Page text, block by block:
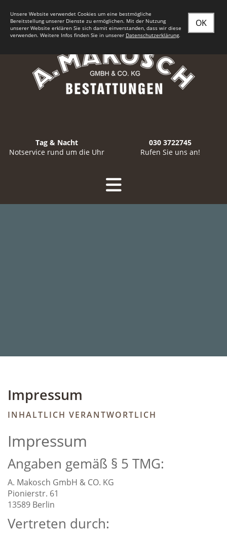
Seit1932an Ihrer Seite - inBerlin-Spandau und Umgebung
Tag & Nacht
Notservice rund um die Uhr
030 3722745
Rufen Sie uns an!
Impressum
INHALTLICH VERANTWORTLICH
Impressum
Angaben gemäß § 5 TMG:
A. Makosch GmbH & CO. KG
Pionierstr. 61
13589 Berlin
Vertreten durch:
OK
Unsere Website verwendet Cookies um eine bestmögliche
Bereitstellung unserer Dienste zu ermöglichen. Mit der Nutzung
unserer Website erklären Sie sich damit einverstanden, dass wir diese
verwenden. Weitere Infos finden Sie in unserer Datenschutzerklärung.